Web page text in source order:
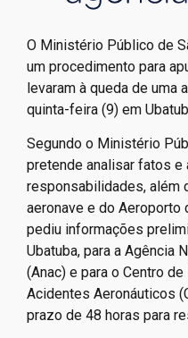
O Ministério Público de
um procedimento para
levaram à queda de uma
quinta-feira (9) em
Segundo o Ministério
pretende analisar fatos
responsabilidades, além
aeronave e do Aeroporto
pediu informações
Ubatuba, para a Agência
(Anac) e para o Centro
Acidentes Aeronáuticos
prazo de 48 horas para